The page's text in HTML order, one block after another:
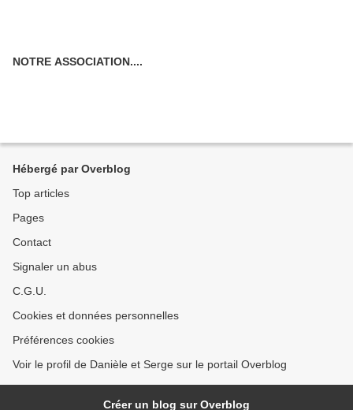
NOTRE ASSOCIATION....
Hébergé par Overblog
Top articles
Pages
Contact
Signaler un abus
C.G.U.
Cookies et données personnelles
Préférences cookies
Voir le profil de Danièle et Serge sur le portail Overblog
Créer un blog sur Overblog